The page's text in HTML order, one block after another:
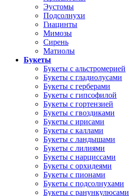
Эустомы
Подсолнухи
Гиацинты
Мимозы
Сирень
Матиолы
Букеты
Букеты с альстромерией
Букеты с гладиолусами
Букеты с герберами
Букеты с гипсофилой
Букеты с гортензией
Букеты с гвоздиками
Букеты с ирисами
Букеты с каллами
Букеты с ландышами
Букеты с лилиями
Букеты с нарциссами
Букеты с орхидеями
Букеты с пионами
Букеты с подсолнухами
Букеты с ранункулюсами